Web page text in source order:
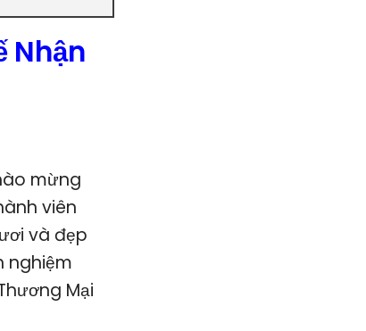
Nhận
mừng
viên
và đẹp
nghiệm
Mại